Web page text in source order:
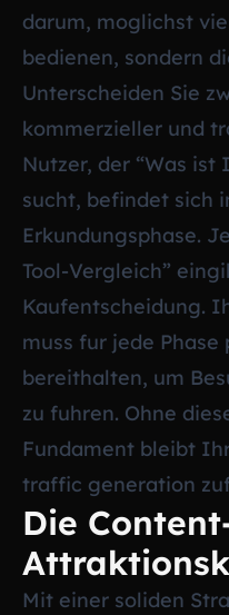
darum, moglichst
bedienen, sondern
Unterscheiden Sie
kommerzieller und
Nutzer, der “Was ist
sucht, befindet sich
Erkundungsphase.
Tool-Vergleich”
Kaufentscheidung.
muss fur jede
bereithalten, um
zu fuhren. Ohne
Fundament bleibt
traffic generation
Die
Mit einer soliden